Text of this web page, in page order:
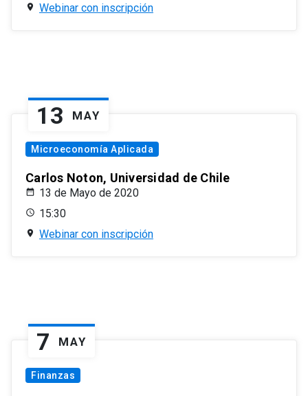
Webinar con inscripción
13 MAY
Microeconomía Aplicada
Carlos Noton, Universidad de Chile
13 de Mayo de 2020
15:30
Webinar con inscripción
7 MAY
Finanzas